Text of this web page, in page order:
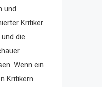
und
Kritiker
die
Wenn ein
Kritikern